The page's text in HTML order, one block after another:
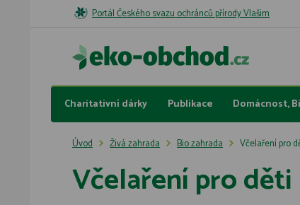
Portál Českého svazu ochránců přírody Vlašim
Charitativní dárky Publikace Domácnost,
Úvod Živá zahrada Bio zahrada Včelaření pro
Včelaření pro děti